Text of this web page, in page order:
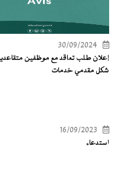
30/09/2024
إعلان طلب تعاقد مع موظفين
شكل مقدمي خدمات
16/09/2023
استدعاء